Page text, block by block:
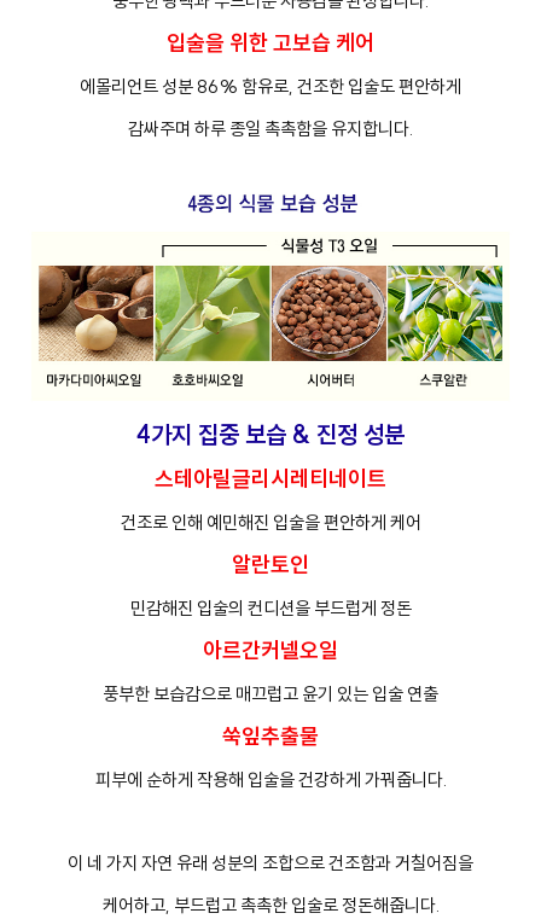
입술을 위한 고보습 케어
에몰리언트 성분 86% 함유로, 건조한 입술도 편안하게
감싸주며 하루 종일 촉촉함을 유지합니다.
4가지 집중 보습 & 진정 성분
스테아릴글리시레티네이트
건조로 인해 예민해진 입술을 편안하게 케어
알란토인
민감해진 입술의 컨디션을 부드럽게 정돈
아르간커넬오일
풍부한 보습감으로 매끄럽고 윤기 있는 입술 연출
쑥잎추출물
피부에 순하게 작용해 입술을 건강하게 가꿔줍니다.
이 네 가지 자연 유래 성분의 조합으로 건조함과 거칠어짐을
케어하고, 부드럽고 촉촉한 입술로 정돈해줍니다.